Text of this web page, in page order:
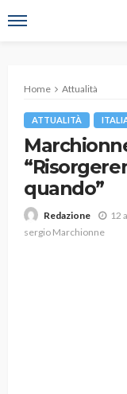
Home Attualità
ATTUALITÀ
quando”
Redazione 12
sergio Marchionne